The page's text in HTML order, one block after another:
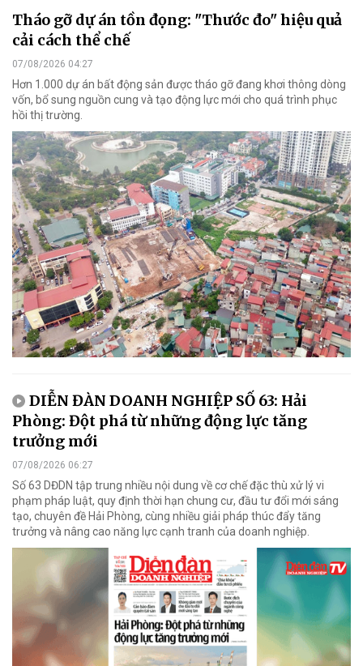
Tháo gỡ dự án tồn đọng: "Thước đo" hiệu quả
cải cách thể chế
07/08/2026 04:27
Hơn 1.000 dự án bất động sản được tháo gỡ đang khơi thông dòng
vốn, bổ sung nguồn cung và tạo động lực mới cho quá trình phục
hồi thị trường.
DIỄN ĐÀN DOANH NGHIỆP SỐ 63: Hải
Phòng: Đột phá từ những động lực tăng
trưởng mới
07/08/2026 06:27
Số 63 DĐDN tập trung nhiều nội dung về cơ chế đặc thù xử lý vi
phạm pháp luật, quy định thời hạn chung cư, đầu tư đổi mới sáng
tạo, chuyên đề Hải Phòng, cùng nhiều giải pháp thúc đẩy tăng
trưởng và nâng cao năng lực cạnh tranh của doanh nghiệp.